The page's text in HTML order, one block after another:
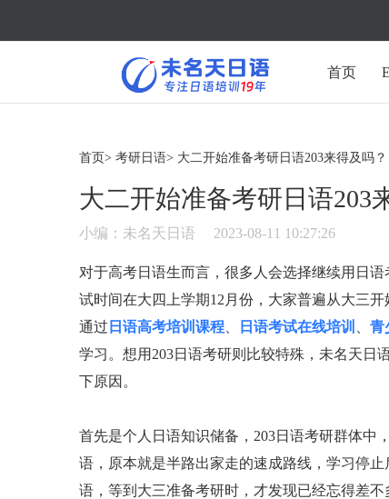
首页
首页> 考研日语> 大二开始准备考研日语203来得及吗？
大二开始准备考研日语203
小编：未名天日语 2023-08-11 10:27:26
对于高考日语生而言，很多人会选择继续用日
试时间在大四上学期12月份，大家普遍从大三
通过 日语高考培训课程 日语考试在线培训 青
学习。想用203日语考研则比较特殊，未名天日
下原因。
首先是个人日语知识储备，203日语考研群体中
语，原本就是半路出家走的速成路线，学习停
语，等到大三准备考研时，才发现已经忘得差不